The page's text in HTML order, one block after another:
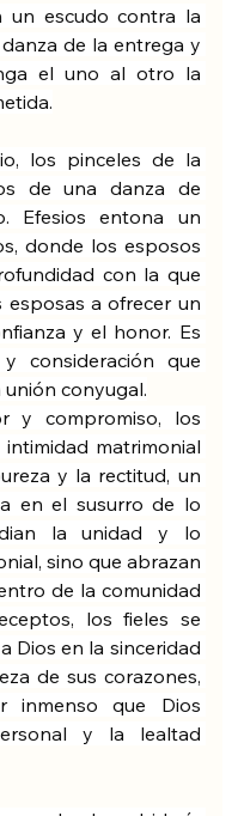
un escudo contra la
de la entrega y
el uno al otro la
los pinceles de la
de una danza de
Efesios entona un
donde los esposos
con la que
esposas a ofrecer un
y el honor. Es
consideración que
conyugal.
y compromiso, los
matrimonial
y la rectitud, un
en el susurro de lo
la unidad y lo
sino que abrazan
de la comunidad
los fieles se
Dios en la sinceridad
de sus corazones,
inmenso que Dios
y la lealtad